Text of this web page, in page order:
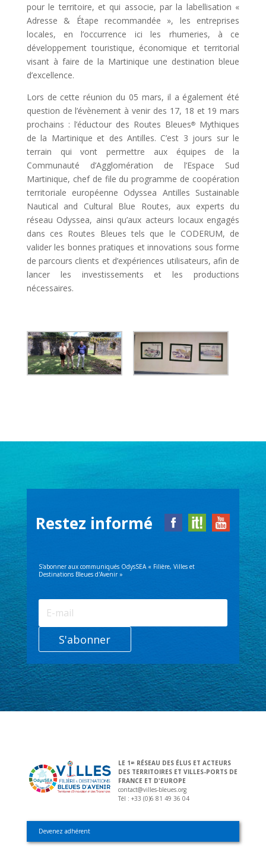
pour le territoire, et qui associe, par la labellisation «
Adresse & Étape recommandée », les entreprises
locales, en l’occurrence ici les rhumeries, à ce
développement touristique, économique et territorial
visant à faire de la Martinique une destination bleue
d’excellence.
Lors de cette réunion du 05 mars, il a également été
question de l’évènement à venir des 17, 18 et 19 mars
prochains : l’éductour des Routes Bleues®
Mythiques
de la Martinique et des Antilles. C’est 3 jours sur le
terrain qui vont permettre aux équipes de la
Communauté d’Agglomération de l’Espace Sud
Martinique, chef de file du programme de coopération
territoriale européenne Odyssea Antilles Sustainable
Nautical and Cultural Blue Routes, aux experts du
réseau Odyssea, ainsi qu’aux acteurs locaux engagés
dans ces Routes Bleues tels que le CODERUM, de
valider les bonnes pratiques et innovations sous forme
de parcours clients et d’expériences utilisateurs, afin de
lancer les investissements et les productions
nécessaires.
Restez informé
S'abonner aux communiqués OdysSEA « Filière, Villes et
Destinations Bleues d'Avenir »
S'abonner
LE 1 ER
RÉSEAU DES ÉLUS ET ACTEURS
DES TERRITOIRES ET VILLES-PORTS DE
FRANCE ET D'EUROPE
contact@villes-bleues.org
Tél : +33 (0)6 81 49 36 04
Devenez adhérent